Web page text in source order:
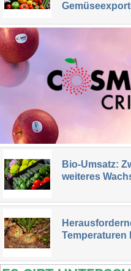
Bio-Umsatz:
weiteres
Temperaturen